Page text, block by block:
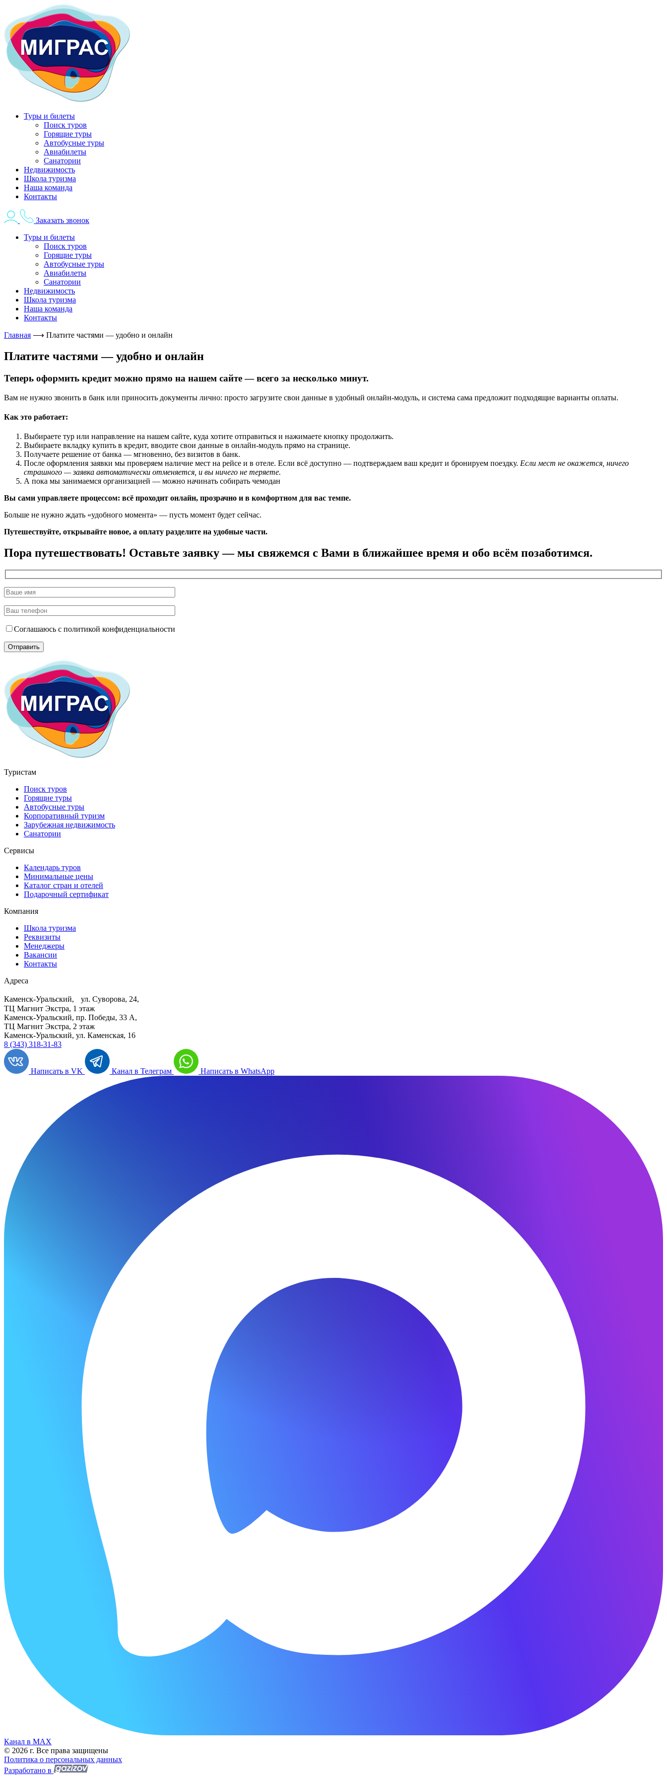
содержимому
Туры и билеты
Поиск туров
Горящие туры
Автобусные туры
Авиабилеты
Санатории
Недвижимость
Школа туризма
Наша команда
Контакты
Заказать звонок
Туры и билеты
Поиск туров
Горящие туры
Автобусные туры
Авиабилеты
Санатории
Недвижимость
Школа туризма
Наша команда
Контакты
Главная ⟶ Платите частями — удобно и онлайн
Платите частями — удобно и онлайн
Теперь оформить кредит можно прямо на нашем сайте — всего за несколько минут.
Вам не нужно звонить в банк или приносить документы лично: просто загрузите свои данные в удобный онлайн-модуль, и система сама предложит подходящие варианты оплаты.
Как это работает:
Выбираете тур или направление на нашем сайте, куда хотите отправиться и нажимаете кнопку продолжить.
Выбираете вкладку купить в кредит, вводите свои данные в онлайн-модуль прямо на странице.
Получаете решение от банка — мгновенно, без визитов в банк.
После оформления заявки мы проверяем наличие мест на рейсе и в отеле. Если всё доступно — подтверждаем ваш кредит и бронируем поездку. Если мест не окажется, ничего
страшного — заявка автоматически отменяется, и вы ничего не теряете.
А пока мы занимаемся организацией — можно начинать собирать чемодан
Вы сами управляете процессом: всё проходит онлайн, прозрачно и в комфортном для вас темпе.
Больше не нужно ждать «удобного момента» — пусть момент будет сейчас.
Путешествуйте, открывайте новое, а оплату разделите на удобные части.
Пора путешествовать! Оставьте заявку — мы свяжемся с Вами в ближайшее время и обо всём позаботимся.
Соглашаюсь с политикой конфиденциальности
Туристам
Поиск туров
Горящие туры
Автобусные туры
Корпоративный туризм
Зарубежная недвижимость
Санатории
Сервисы
Календарь туров
Минимальные цены
Каталог стран и отелей
Подарочный сертификат
Компания
Школа туризма
Реквизиты
Менеджеры
Вакансии
Контакты
Адреса
Каменск-Уральский, ул. Суворова, 24,
ТЦ Магнит Экстра, 1 этаж
Каменск-Уральский, пр. Победы, 33 А,
ТЦ Магнит Экстра, 2 этаж
Каменск-Уральский, ул. Каменская, 16
8 (343) 318-31-83
Написать в VK Канал в Телеграм Написать в WhatsApp
Канал в МАХ
© 2026 г. Все права защищены
Политика о персональных данных
Разработано в